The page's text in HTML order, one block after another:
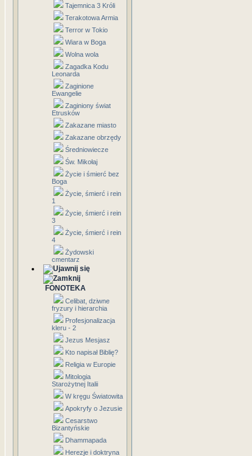
Tajemnica 3 Króli
Terakotowa Armia
Terror w Tokio
Wiara w Boga
Wolna wola
Zagadka Kodu
Leonarda
Zaginione
Ewangelie
Zaginiony świat
Etrusków
Zakazane miasto
Zakazane obrzędy
Średniowiecze
Św. Mikołaj
Życie i śmierć bez
Boga
Życie, śmierć i rein
1
Życie, śmierć i rein
3
Życie, śmierć i rein
4
Żydowski
cmentarz
FONOTEKA
Celibat, dziwne
fryzury i hierarchia
Profesjonalizacja
kleru - 2
Jezus Mesjasz
Kto napisał Biblię?
Religia w Europie
Mitologia
Starożytnej Italii
W kręgu Światowita
Apokryfy o Jezusie
Cesarstwo
Bizantyńskie
Dhammapada
Herezje i doktryna